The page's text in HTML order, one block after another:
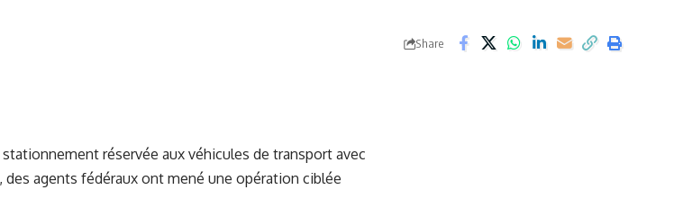
Share
réservée aux véhicules de transport avec
des agents fédéraux ont mené une opération ciblée